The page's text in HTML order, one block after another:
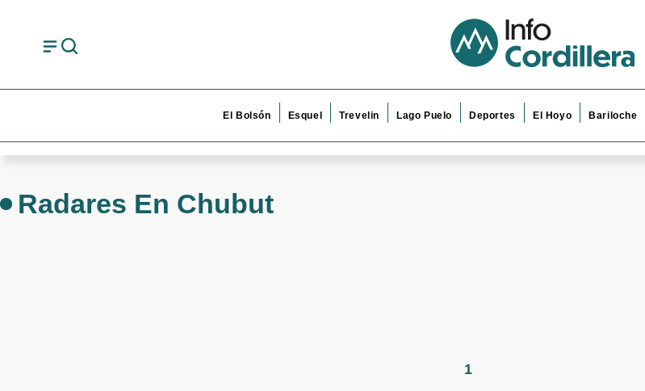
El Bolsón Esquel Trevelin Lago Puelo Deportes El Hoyo Bariloche
Radares En Chubut
1